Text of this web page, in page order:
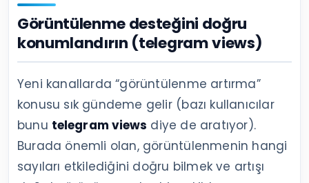
Görüntülenme desteğini doğru
konumlandırın (telegram views)
Yeni kanallarda “görüntülenme artırma”
konusu sık gündeme gelir (bazı kullanıcılar
bunu telegram views diye de aratıyor).
Burada önemli olan, görüntülenmenin hangi
sayıları etkilediğini doğru bilmek ve artışı